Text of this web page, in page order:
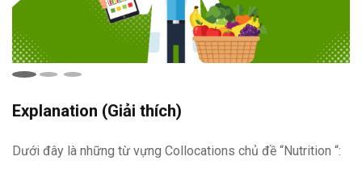
Explanation (Giải thích)
Dưới đây là những từ vựng Collocations chủ đề “Nutrition “: